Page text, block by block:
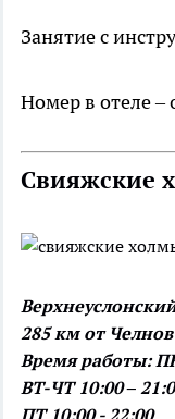
Занятие с
Номер в отеле –
Свияжские
285 км от Челнов
Время работы:
ВТ-ЧТ 10:00 –
ПТ 10:00 - 22:00